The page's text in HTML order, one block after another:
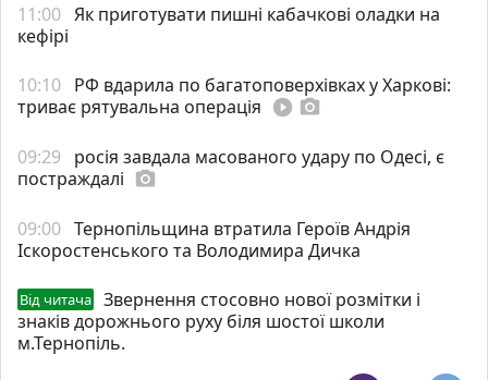
11:00 Як приготувати пишні кабачкові оладки на
кефірі
10:10 РФ вдарила по багатоповерхівках у Харкові:
триває рятувальна операція play_circle_filled photo_camera
09:29
росія завдала масованого удару по Одесі, є
постраждалі photo_camera
09:00 Тернопільщина втратила Героїв Андрія
Іскоростенського та Володимира Дичка
Від читача
Звернення стосовно нової розмітки і
знаків дорожнього руху біля шостої школи
м.Тернопіль.